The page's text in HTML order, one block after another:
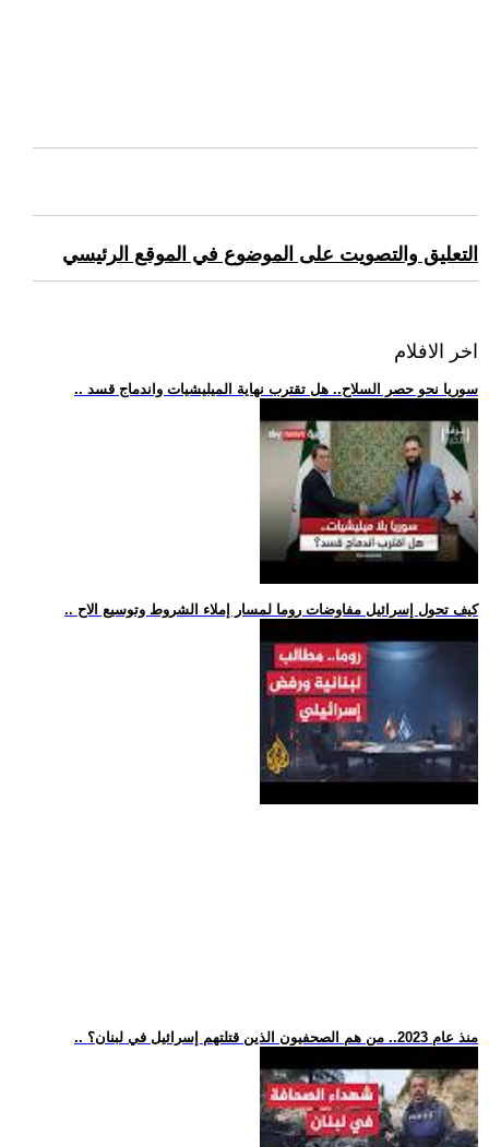
التعليق والتصويت على الموضوع في الموقع الرئيسي
اخر الافلام
.. سوريا نحو حصر السلاح.. هل تقترب نهاية الميليشيات واندماج قسد
.. كيف تحول إسرائيل مفاوضات روما لمسار إملاء الشروط وتوسيع الاح
.. منذ عام 2023.. من هم الصحفيون الذين قتلتهم إسرائيل في لبنان؟